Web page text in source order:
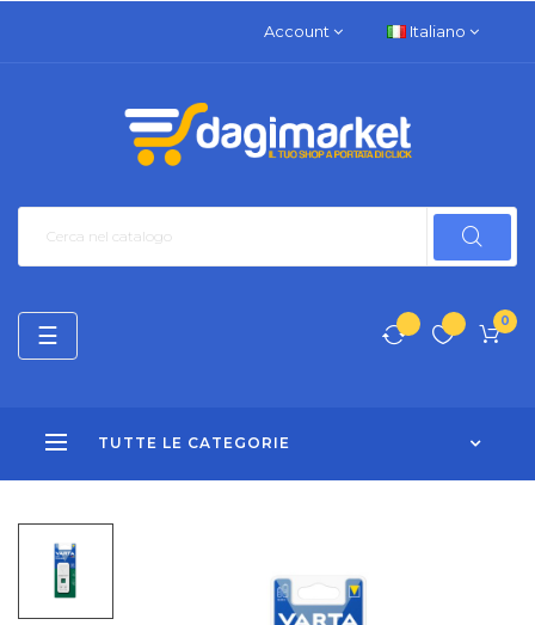
Account Italiano
0
TUTTE LE CATEGORIE
navigazione
Toggle
☰